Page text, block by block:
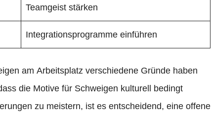
Teamgeist stärken
Integrationsprogramme einführen
am Arbeitsplatz verschiedene Gründe haben
die Motive für Schweigen kulturell bedingt
zu meistern, ist es entscheidend, eine offene